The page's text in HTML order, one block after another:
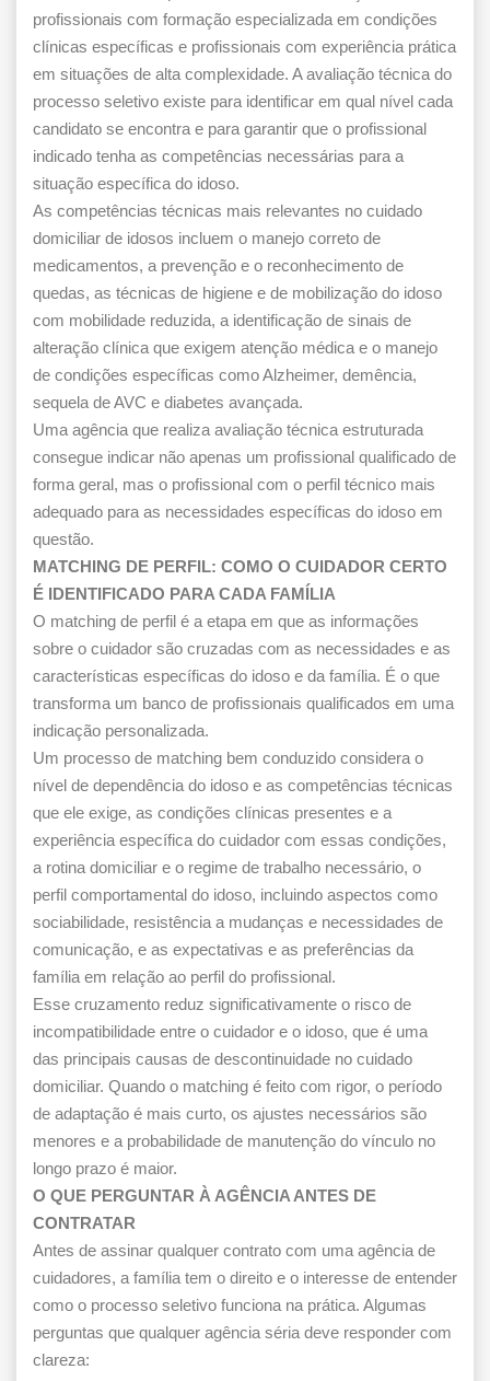
profissionais com formação especializada em condições
clínicas específicas e profissionais com experiência prática
em situações de alta complexidade. A avaliação técnica do
processo seletivo existe para identificar em qual nível cada
candidato se encontra e para garantir que o profissional
indicado tenha as competências necessárias para a
situação específica do idoso.
As competências técnicas mais relevantes no cuidado
domiciliar de idosos incluem o manejo correto de
medicamentos, a prevenção e o reconhecimento de
quedas, as técnicas de higiene e de mobilização do idoso
com mobilidade reduzida, a identificação de sinais de
alteração clínica que exigem atenção médica e o manejo
de condições específicas como Alzheimer, demência,
sequela de AVC e diabetes avançada.
Uma agência que realiza avaliação técnica estruturada
consegue indicar não apenas um profissional qualificado de
forma geral, mas o profissional com o perfil técnico mais
adequado para as necessidades específicas do idoso em
questão.
MATCHING DE PERFIL: COMO O CUIDADOR CERTO
É IDENTIFICADO PARA CADA FAMÍLIA
O matching de perfil é a etapa em que as informações
sobre o cuidador são cruzadas com as necessidades e as
características específicas do idoso e da família. É o que
transforma um banco de profissionais qualificados em uma
indicação personalizada.
Um processo de matching bem conduzido considera o
nível de dependência do idoso e as competências técnicas
que ele exige, as condições clínicas presentes e a
experiência específica do cuidador com essas condições,
a rotina domiciliar e o regime de trabalho necessário, o
perfil comportamental do idoso, incluindo aspectos como
sociabilidade, resistência a mudanças e necessidades de
comunicação, e as expectativas e as preferências da
família em relação ao perfil do profissional.
Esse cruzamento reduz significativamente o risco de
incompatibilidade entre o cuidador e o idoso, que é uma
das principais causas de descontinuidade no cuidado
domiciliar. Quando o matching é feito com rigor, o período
de adaptação é mais curto, os ajustes necessários são
menores e a probabilidade de manutenção do vínculo no
longo prazo é maior.
O QUE PERGUNTAR À AGÊNCIA ANTES DE
CONTRATAR
Antes de assinar qualquer contrato com uma agência de
cuidadores, a família tem o direito e o interesse de entender
como o processo seletivo funciona na prática. Algumas
perguntas que qualquer agência séria deve responder com
clareza: